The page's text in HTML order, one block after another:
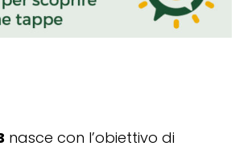
nasce con l’obiettivo di